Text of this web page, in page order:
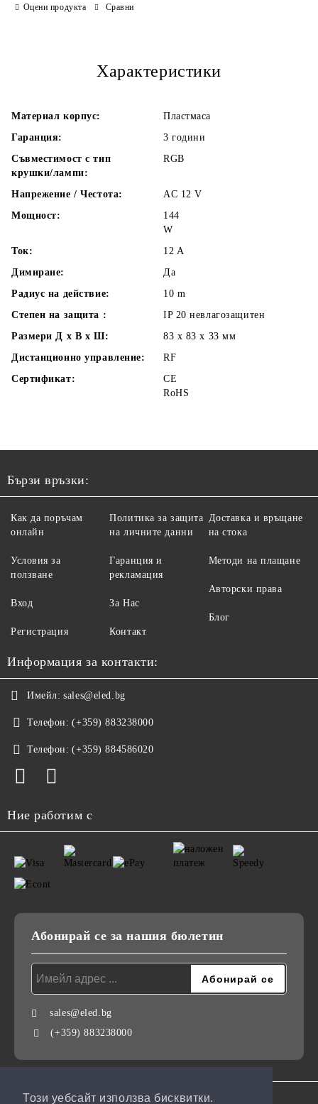
Този уебсайт използва бисквитки.
Оцени продукта Сравни
Характеристики
Материал корпус:
Пластмаса
Гаранция:
3 години
Съвместимост с тип
крушки/лампи:
RGB
Напрежение / Честота:
AC 12 V
Мощност:
144
W
Ток:
12 A
Димиране:
Да
Радиус на действие:
10 m
Степен на защита :
IP 20 невлагозащитен
Размери Д х В х Ш:
83 x 83 x 33мм
Дистанционно управление:
RF
Сертификат:
CE
RoHS
Бързи връзки:
Как да поръчам
онлайн
Условия за
ползване
Вход
Регистрация
Политика за защита
на личните данни
Гаранция и
рекламация
За Нас
Контакт
Доставка и връщане
на стока
Методи на плащане
Авторски права
Блог
Информация за контакти:
Имейл: sales@eled.bg
Телефон: (+359) 883238000
Телефон: (+359) 884586020
Ние работим с
Абонирай се за нашия бюлетин
sales@eled.bg
(+359) 883238000